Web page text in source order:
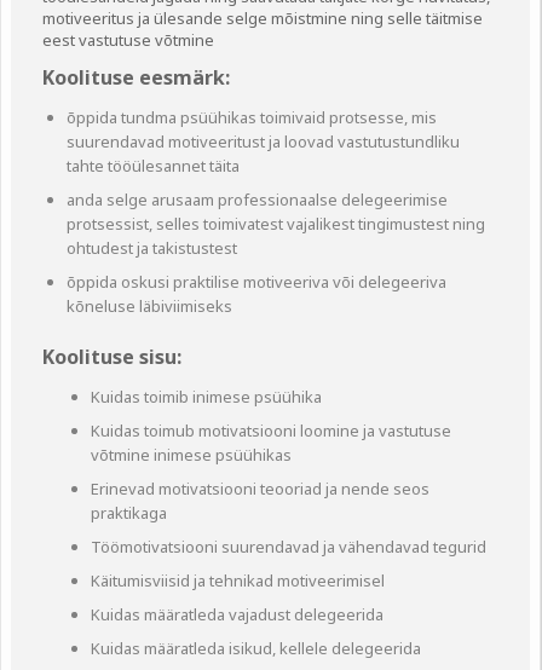
motiveeritus ja ülesande selge mõistmine ning selle täitmise
eest vastutuse võtmine
Koolituse eesmärk:
õppida tundma psüühikas toimivaid protsesse, mis
suurendavad motiveeritust ja loovad vastutustundliku
tahte tööülesannet täita
anda selge arusaam professionaalse delegeerimise
protsessist, selles toimivatest vajalikest tingimustest ning
ohtudest ja takistustest
õppida oskusi praktilise motiveeriva või delegeeriva
kõneluse läbiviimiseks
Koolituse sisu:
Kuidas toimib inimese psüühika
Kuidas toimub motivatsiooni loomine ja vastutuse
võtmine inimese psüühikas
Erinevad motivatsiooni teooriad ja nende seos
praktikaga
Töömotivatsiooni suurendavad ja vähendavad tegurid
Käitumisviisid ja tehnikad motiveerimisel
Kuidas määratleda vajadust delegeerida
Kuidas määratleda isikud, kellele delegeerida